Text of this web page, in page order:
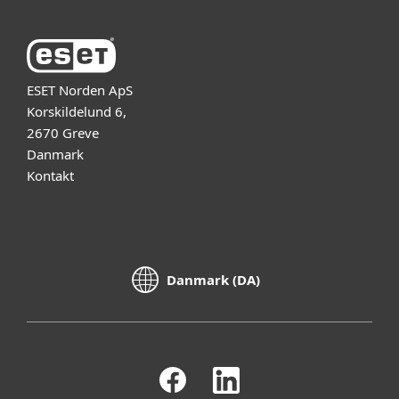
ESET Norden ApS
Korskildelund 6,
2670 Greve
Danmark
Kontakt
Danmark (DA)